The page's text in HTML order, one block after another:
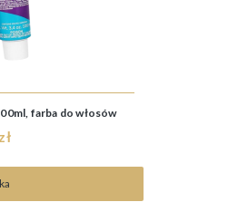
farba do włosów